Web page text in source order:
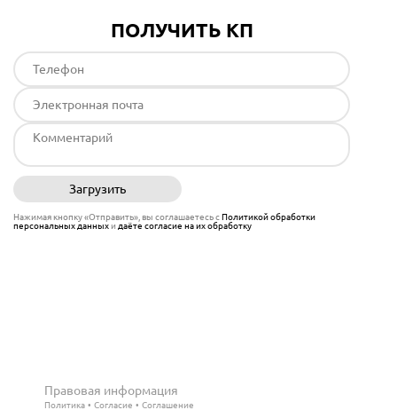
ПОЛУЧИТЬ КП
Загрузить
Нажимая кнопку «Отправить», вы соглашаетесь сПолитикой обработки
персональных данныхи даёте согласие на их обработку
Правовая информация
Политика Согласие Соглашение